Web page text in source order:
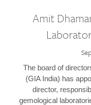
Amit
The board of
(GIA India) has
director,
gemological